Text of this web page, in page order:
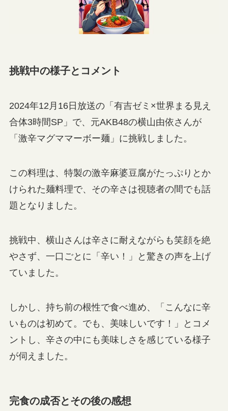
挑戦中の様子とコメント
2024年12月16日放送の「有吉ゼミ×世界まる見え
合体3時間SP」で、元AKB48の横山由依さんが
「激辛マグママーボー麺」に挑戦しました。
この料理は、特製の激辛麻婆豆腐がたっぷりとか
けられた麺料理で、その辛さは視聴者の間でも話
題となりました。
挑戦中、横山さんは辛さに耐えながらも笑顔を絶
やさず、一口ごとに「辛い！」と驚きの声を上げ
ていました。
しかし、持ち前の根性で食べ進め、「こんなに辛
いものは初めて。でも、美味しいです！」とコメ
ントし、辛さの中にも美味しさを感じている様子
が伺えました。
完食の成否とその後の感想